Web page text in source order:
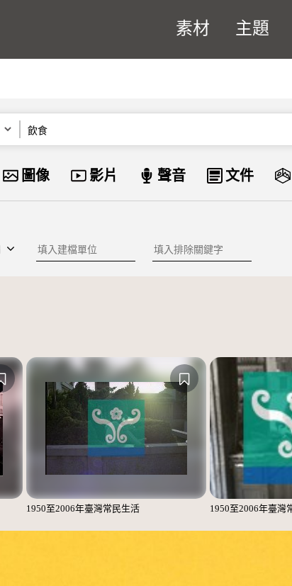
素材 主題
資料類型
圖像 影片 聲音 文件
建檔單位 排除關鍵字
1950至2006年臺灣常民生活 1950至2006年臺灣